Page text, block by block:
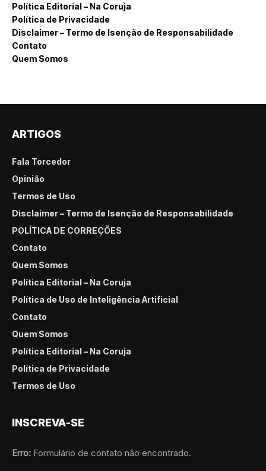
Política Editorial – Na Coruja
Política de Privacidade
Disclaimer – Termo de Isenção de Responsabilidade
Contato
Quem Somos
ARTIGOS
Fala Torcedor
Opinião
Termos de Uso
Disclaimer – Termo de Isenção de Responsabilidade
POLÍTICA DE CORREÇÕES
Contato
Quem Somos
Política Editorial – Na Coruja
Política de Uso de Inteligência Artificial
Contato
Quem Somos
Política Editorial – Na Coruja
Política de Privacidade
Termos de Uso
INSCREVA-SE
Erro: Formulário de contato não encontrado.